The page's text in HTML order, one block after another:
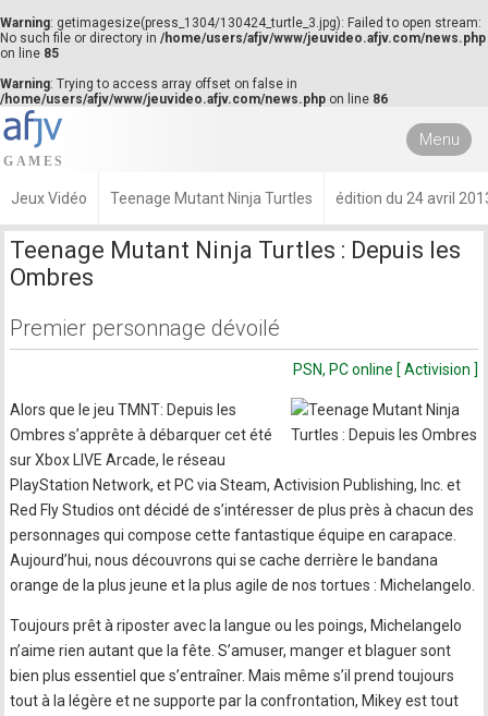
Warning: getimagesize(press_1304/130424_turtle_3.jpg): Failed to open stream:
No such file or directory in /home/users/afjv/www/jeuvideo.afjv.com/news.php
on line 85
Warning: Trying to access array offset on false in
/home/users/afjv/www/jeuvideo.afjv.com/news.php on line 86
Menu
Jeux Vidéo Teenage Mutant Ninja Turtles édition du 24 avril
Teenage Mutant Ninja Turtles : Depuis les
Ombres
Premier personnage dévoilé
PSN, PC online [ Activision ]
Alors que le jeu TMNT: Depuis les
Ombres s’apprête à débarquer cet été
sur Xbox LIVE Arcade, le réseau
PlayStation Network, et PC via Steam, Activision Publishing, Inc. et
Red Fly Studios ont décidé de s’intéresser de plus près à chacun des
personnages qui compose cette fantastique équipe en carapace.
Aujourd’hui, nous découvrons qui se cache derrière le bandana
orange de la plus jeune et la plus agile de nos tortues : Michelangelo.
Toujours prêt à riposter avec la langue ou les poings, Michelangelo
n’aime rien autant que la fête. S’amuser, manger et blaguer sont
bien plus essentiel que s’entraîner. Mais même s’il prend toujours
tout à la légère et ne supporte par la confrontation, Mikey est tout